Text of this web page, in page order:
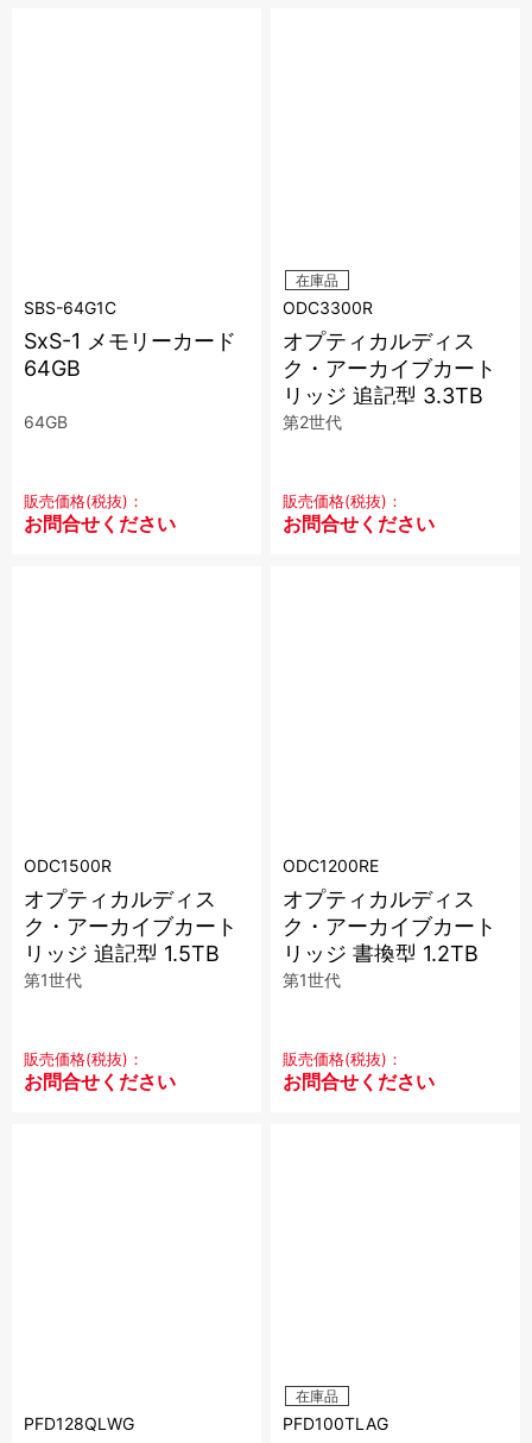
SBS-64G1C
SxS-1 メモリーカード
64GB
64GB
販売価格(税抜)：
お問合せください
在庫品
ODC3300R
オプティカルディス
ク・アーカイブカート
リッジ 追記型 3.3TB
第2世代
販売価格(税抜)：
お問合せください
ODC1500R
オプティカルディス
ク・アーカイブカート
リッジ 追記型 1.5TB
第1世代
販売価格(税抜)：
お問合せください
ODC1200RE
オプティカルディス
ク・アーカイブカート
リッジ 書換型 1.2TB
第1世代
販売価格(税抜)：
お問合せください
PFD128QLWG
在庫品
PFD100TLAG